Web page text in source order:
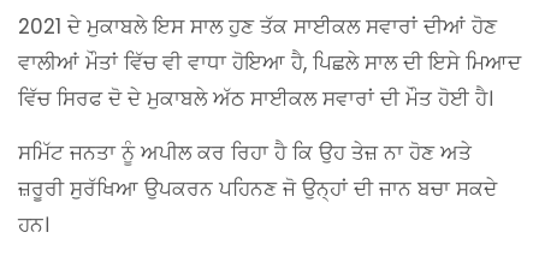
2021 ਦੇ ਮੁਕਾਬਲੇ ਇਸ ਸਾਲ ਹੁਣ ਤੱਕ ਸਾਈਕਲ ਸਵਾਰਾਂ ਦੀਆਂ ਹੋਣ
ਵਾਲੀਆਂ ਮੌਤਾਂ ਵਿੱਚ ਵੀ ਵਾਧਾ ਹੋਇਆ ਹੈ, ਪਿਛਲੇ ਸਾਲ ਦੀ ਇਸੇ ਮਿਆਦ
ਵਿੱਚ ਸਿਰਫ ਦੋ ਦੇ ਮੁਕਾਬਲੇ ਅੱਠ ਸਾਈਕਲ ਸਵਾਰਾਂ ਦੀ ਮੌਤ ਹੋਈ ਹੈ।
ਸਮਿੱਟ ਜਨਤਾ ਨੂੰ ਅਪੀਲ ਕਰ ਰਿਹਾ ਹੈ ਕਿ ਉਹ ਤੇਜ਼ ਨਾ ਹੋਣ ਅਤੇ
ਜ਼ਰੂਰੀ ਸੁਰੱਖਿਆ ਉਪਕਰਨ ਪਹਿਨਣ ਜੋ ਉਨ੍ਹਾਂ ਦੀ ਜਾਨ ਬਚਾ ਸਕਦੇ
ਹਨ।